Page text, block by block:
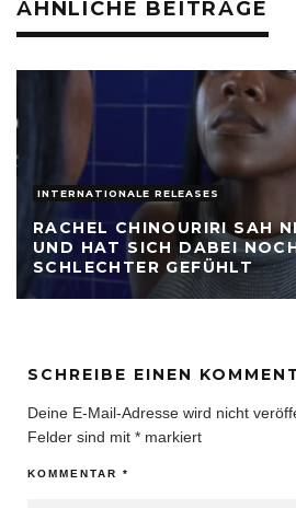
ÄHNLICHE BEITRÄGE
INTERNATIONALE RELEASES
RACHEL CHINOURIRI SAH
UND HAT SICH DABEI
SCHLECHTER GEFÜHLT
SCHREIBE EINEN
Deine E-Mail-Adresse wird nicht
Felder sind mit * markiert
KOMMENTAR *